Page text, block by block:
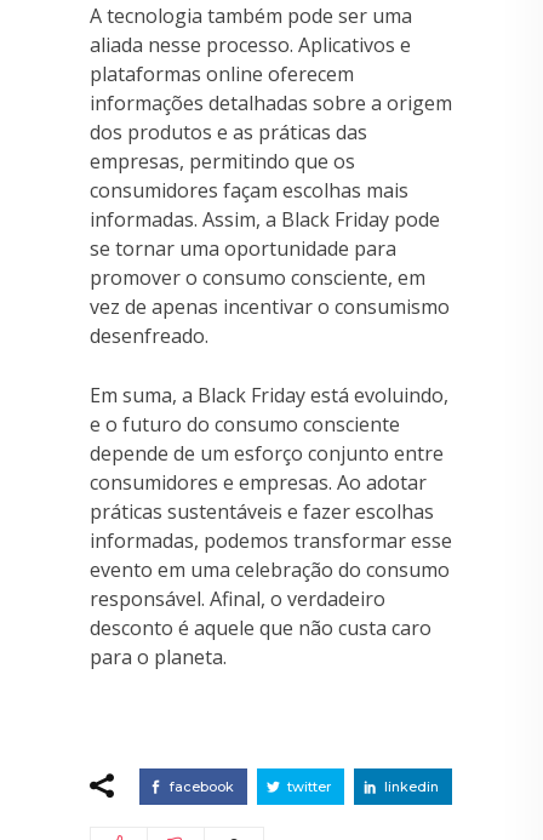
A tecnologia também pode ser uma
aliada nesse processo. Aplicativos e
plataformas online oferecem
informações detalhadas sobre a origem
dos produtos e as práticas das
empresas, permitindo que os
consumidores façam escolhas mais
informadas. Assim, a Black Friday pode
se tornar uma oportunidade para
promover o consumo consciente, em
vez de apenas incentivar o consumismo
desenfreado.
Em suma, a Black Friday está evoluindo,
e o futuro do consumo consciente
depende de um esforço conjunto entre
consumidores e empresas. Ao adotar
práticas sustentáveis e fazer escolhas
informadas, podemos transformar esse
evento em uma celebração do consumo
responsável. Afinal, o verdadeiro
desconto é aquele que não custa caro
para o planeta.
facebook twitter linkedin